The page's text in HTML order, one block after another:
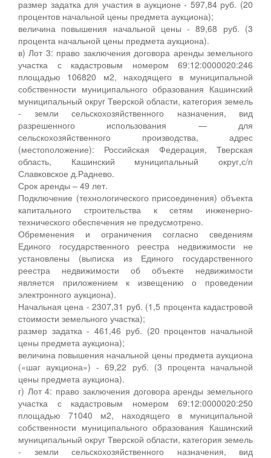
размер задатка для участия в аукционе - 597,84 руб. (20
процентов начальной цены предмета аукциона);
величина повышения начальной цены - 89,68 руб. (3
процента начальной цены предмета аукциона).
в) Лот 3: право заключения договора аренды земельного
участка с кадастровым номером 69:12:0000020:246
площадью 106820 м2, находящего в муниципальной
собственности муниципального образования Кашинский
муниципальный округ Тверской области, категория земель
- земли сельскохозяйственного назначения, вид
разрешенного использования — для
сельскохозяйственного производства, адрес
(местоположение): Российская Федерация, Тверская
область, Кашинский муниципальный округ,с/п
Славковское д.Раднево.
Срок аренды – 49 лет.
Подключение (технологического присоединения) объекта
капитального строительства к сетям инженерно-
технического обеспечения не предусмотрено.
Обременения и ограничения согласно сведениям
Единого государственного реестра недвижимости не
установлены (выписка из Единого государственного
реестра недвижимости об объекте недвижимости
является приложением к извещению о проведении
электронного аукциона).
Начальная цена - 2307,31 руб. (1,5 процента кадастровой
стоимости земельного участка);
размер задатка - 461,46 руб. (20 процентов начальной
цены предмета аукциона);
величина повышения начальной цены предмета аукциона
(«шаг аукциона») - 69,22 руб. (3 процента начальной
цены предмета аукциона).
г) Лот 4: право заключения договора аренды земельного
участка с кадастровым номером 69:12:0000020:250
площадью 71040 м2, находящего в муниципальной
собственности муниципального образования Кашинский
муниципальный округ Тверской области, категория земель
- земли сельскохозяйственного назначения, вид